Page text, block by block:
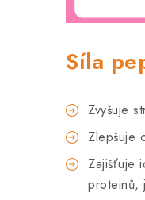
Síla
Zvyšuje
Zlepšuje
Zajišťuje
proteinů,